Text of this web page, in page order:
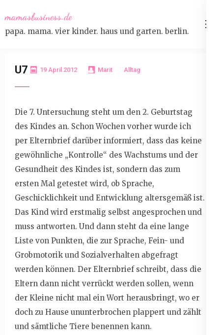
to
content
Enter)
mamasbusiness.de
papa. mama. vier kinder. haus und garten. berlin.
19 April 2012 Marit Alltag
U7
Die 7. Untersuchung steht um den 2. Geburtstag
des Kindes an. Schon Wochen vorher wurde ich
per Elternbrief darüber informiert, dass das keine
gewöhnliche „Kontrolle“ des Wachstums und der
Gesundheit des Kindes ist, sondern das zum
ersten Mal getestet wird, ob Sprache,
Geschicklichkeit und Entwicklung altersgemäß ist.
Das Kind wird erstmalig selbst angesprochen und
muss antworten. Und dann steht da eine lange
Liste von Punkten, die zur Sprache, Fein- und
Grobmotorik und Sozialverhalten abgefragt
werden können. Der Elternbrief schreibt, dass die
Eltern dann nicht verrückt werden sollen, wenn
der Kleine nicht mal ein Wort herausbringt, wo er
doch zu Hause ununterbrochen plappert und zählt
und sämtliche Tiere benennen kann.